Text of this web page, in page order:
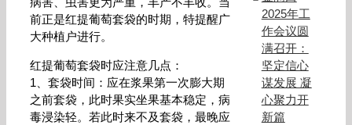
前正是红提葡萄套袋的时期，特提醒广
大种植户进行。
红提葡萄套袋时应注意几点：
1、套袋时间：应在浆果第一次膨大期
之前套袋，此时果实坐果基本稳定，病
毒浸染轻。若此时来不及套袋，最晚应
2025年工
作会议圆
满召开：
坚定信心
谋发展 凝
心聚力开
新篇